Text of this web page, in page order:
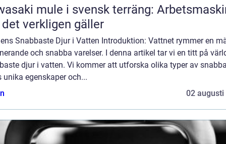
mule i svensk terräng:
verkligen gäller
Snabbaste Djur i Vatten Introduktion: Vattnet rymmer en
och snabba varelser. I denna artikel tar vi en titt på
djur i vatten. Vi kommer att utforska olika typer av
unika egenskaper och...
02 augusti